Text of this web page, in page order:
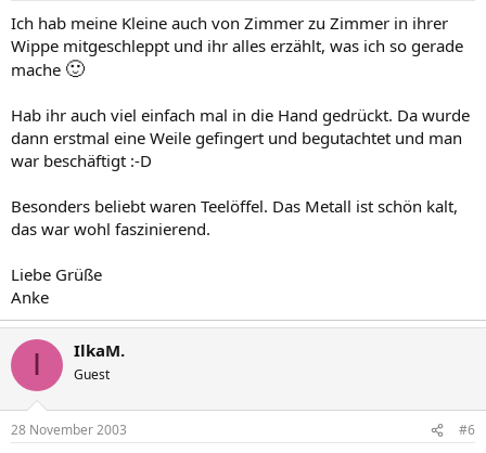
Ich hab meine Kleine auch von Zimmer zu Zimmer in ihrer
Wippe mitgeschleppt und ihr alles erzählt, was ich so gerade
mache 🙂
Hab ihr auch viel einfach mal in die Hand gedrückt. Da wurde
dann erstmal eine Weile gefingert und begutachtet und man
war beschäftigt :-D
Besonders beliebt waren Teelöffel. Das Metall ist schön kalt,
das war wohl faszinierend.
Liebe Grüße
Anke
I IlkaM.
Guest
28 November 2003 #6